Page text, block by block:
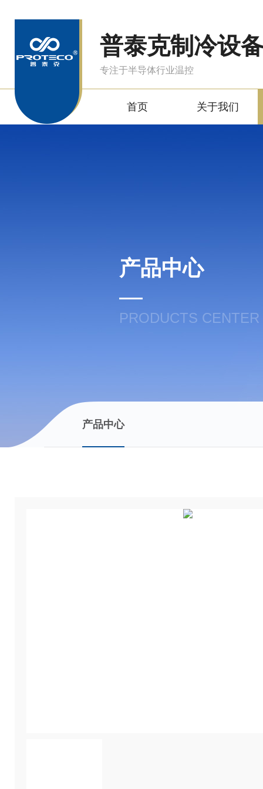
普泰克制冷设
专注于半导体行业温控
首页 关于我们
产品中心
PRODUCTS CENTER
产品中心